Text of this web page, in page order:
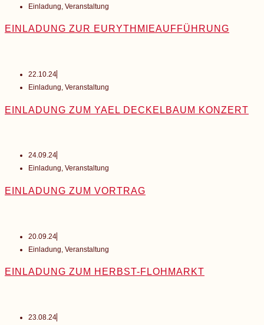
Einladung, Veranstaltung
EINLADUNG ZUR EURYTHMIEAUFFÜHRUNG
22.10.24
Einladung, Veranstaltung
EINLADUNG ZUM YAEL DECKELBAUM KONZERT
24.09.24
Einladung, Veranstaltung
EINLADUNG ZUM VORTRAG
20.09.24
Einladung Veranstaltung
EINLADUNG ZUM HERBST-FLOHMARKT
23.08.24